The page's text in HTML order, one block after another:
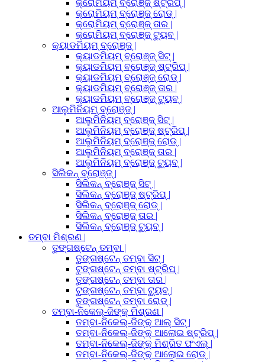
କ୍ରୋମିୟମ୍ ବ୍ରୋଞ୍ଜ୍ ଷ୍ଟ୍ରିପ୍ |
କ୍ରୋମିୟମ୍ ବ୍ରୋଞ୍ଜ୍ ରୋଡ୍ |
କ୍ରୋମିୟମ୍ ବ୍ରୋଞ୍ଜ୍ ତାର |
କ୍ରୋମିୟମ୍ ବ୍ରୋଞ୍ଜ୍ ଟ୍ୟୁବ୍ |
କ୍ୟାଡମିୟମ୍ ବ୍ରୋଞ୍ଜ୍ |
କ୍ୟାଡମିୟମ୍ ବ୍ରୋଞ୍ଜ୍ ସିଟ୍ |
କ୍ୟାଡମିୟମ୍ ବ୍ରୋଞ୍ଜ୍ ଷ୍ଟ୍ରିପ୍ |
କ୍ୟାଡମିୟମ୍ ବ୍ରୋଞ୍ଜ୍ ରୋଡ୍ |
କ୍ୟାଡମିୟମ୍ ବ୍ରୋଞ୍ଜ୍ ତାର |
କ୍ୟାଡମିୟମ୍ ବ୍ରୋଞ୍ଜ୍ ଟ୍ୟୁବ୍ |
ଆଲୁମିନିୟମ୍ ବ୍ରୋଞ୍ଜ୍ |
ଆଲୁମିନିୟମ୍ ବ୍ରୋଞ୍ଜ୍ ସିଟ୍ |
ଆଲୁମିନିୟମ୍ ବ୍ରୋଞ୍ଜ୍ ଷ୍ଟ୍ରିପ୍ |
ଆଲୁମିନିୟମ୍ ବ୍ରୋଞ୍ଜ୍ ରୋଡ୍ |
ଆଲୁମିନିୟମ୍ ବ୍ରୋଞ୍ଜ୍ ତାର |
ଆଲୁମିନିୟମ୍ ବ୍ରୋଞ୍ଜ୍ ଟ୍ୟୁବ୍ |
ସିଲିକନ୍ ବ୍ରୋଞ୍ଜ୍ |
ସିଲିକନ୍ ବ୍ରୋଞ୍ଜ୍ ସିଟ୍ |
ସିଲିକନ୍ ବ୍ରୋଞ୍ଜ୍ ଷ୍ଟ୍ରିପ୍ |
ସିଲିକନ୍ ବ୍ରୋଞ୍ଜ୍ ରୋଡ୍ |
ସିଲିକନ୍ ବ୍ରୋଞ୍ଜ୍ ତାର |
ସିଲିକନ୍ ବ୍ରୋଞ୍ଜ୍ ଟ୍ୟୁବ୍ |
ତମ୍ବା ମିଶ୍ରଣ |
ତୁଙ୍ଗଷ୍ଟେନ୍ ତମ୍ବା |
ତୁଙ୍ଗଷ୍ଟେନ୍ ତମ୍ବା ସିଟ୍ |
ଟୁଙ୍ଗଷ୍ଟେନ୍ ତମ୍ବା ଷ୍ଟ୍ରିପ୍ |
ତୁଙ୍ଗଷ୍ଟେନ୍ ତମ୍ବା ତାର |
ଟୁଙ୍ଗଷ୍ଟେନ୍ ତମ୍ବା ଟ୍ୟୁବ୍ |
ତୁଙ୍ଗଷ୍ଟେନ୍ ତମ୍ବା ରୋଡ୍ |
ତମ୍ବା-ନିକେଲ୍-ଜିଙ୍କ୍ ମିଶ୍ରଣ |
ତମ୍ବା-ନିକେଲ୍-ଜିଙ୍କ୍ ଆଲ୍ ସିଟ୍ |
ତମ୍ବା-ନିକେଲ୍-ଜିଙ୍କ୍ ଆଲୋଇ ଷ୍ଟ୍ରିପ୍ |
ତମ୍ବା-ନିକେଲ୍-ଜିଙ୍କ୍ ମିଶ୍ରିତ ଫଏଲ୍ |
ତମ୍ବା-ନିକେଲ୍-ଜିଙ୍କ୍ ଆଲୋଇ ରୋଡ୍ |